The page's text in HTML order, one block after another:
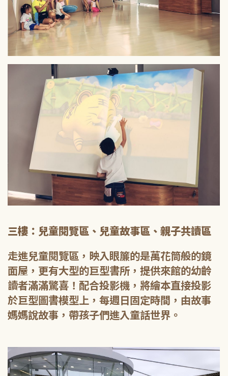
三樓：兒童閱覽區、兒童故事區、親子共讀區
走進兒童閱覽區，映入眼簾的是萬花筒般的鏡
面屋，更有大型的巨型書所，提供來館的幼齡
讀者滿滿驚喜！配合投影機，將繪本直接投影
於巨型圖書模型上，每週日固定時間，由故事
媽媽說故事，帶孩子們進入童話世界。